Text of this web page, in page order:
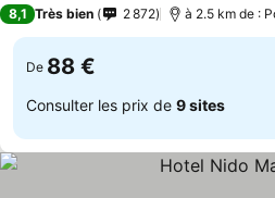
8,1 Très bien 2 872 à 2.5 km de :
De 88 €
Consulter les prix de 9 sites